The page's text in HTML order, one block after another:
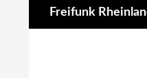
Freifunk